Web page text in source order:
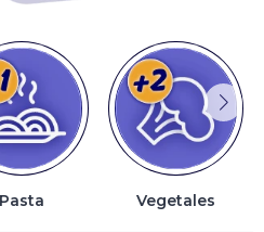
Pasta Vegetales